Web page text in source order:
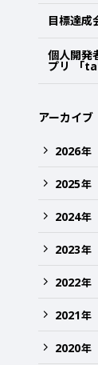
目標達成
個人開発
プリ 「
アーカイブ
2026年
2025年
2024年
2023年
2022年
2021年
2020年